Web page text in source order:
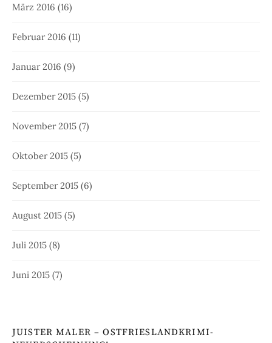
März 2016 (16)
Februar 2016 (11)
Januar 2016 (9)
Dezember 2015 (5)
November 2015 (7)
Oktober 2015 (5)
September 2015 (6)
August 2015 (5)
Juli 2015 (8)
Juni 2015 (7)
JUISTER MALER – OSTFRIESLANDKRIMI-